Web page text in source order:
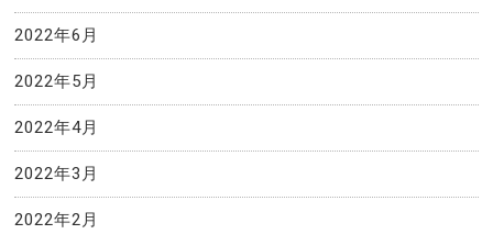
2022年6月
2022年5月
2022年4月
2022年3月
2022年2月